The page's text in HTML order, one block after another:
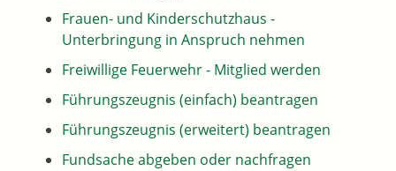
Frauen- und Kinderschutzhaus -
Unterbringung in Anspruch nehmen
Freiwillige Feuerwehr - Mitglied werden
Führungszeugnis (einfach) beantragen
Führungszeugnis (erweitert) beantragen
Fundsache abgeben oder nachfragen